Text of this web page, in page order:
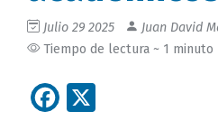
Julio 29 2025
Juan David
Tiempo de lectura ~ 1 minuto
Facebook